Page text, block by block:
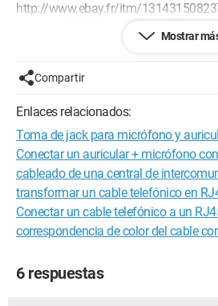
http://www.ebay.fr/itm/
508237.N19.S2.M-5541.R2.TR2
He intentado diferentes
el micrófono funcione. Solo el sonido
funciona bien.
Si alguien conoce el cableado preciso,
arreglármelas...
Para la referencia de mi auricular con
un Sharkoon X-Tatic SP Plus.
Gracias de antemano y buena noche.
Mostrar
Compartir
Enlaces relacionados:
Toma de jack para micrófono y
Conectar un auricular + micrófono
cableado de una central de
transformar un cable telefónico en
Conectar un cable telefónico a un
correspondencia de color del cable
6 respuestas